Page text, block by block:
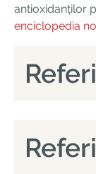
antioxidanților
enciclopedia